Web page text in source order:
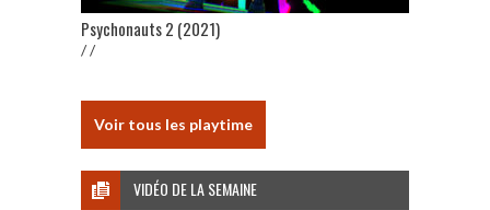
Psychonauts 2 (2021)
/ /
Voir tous les playtime
VIDÉO DE LA SEMAINE